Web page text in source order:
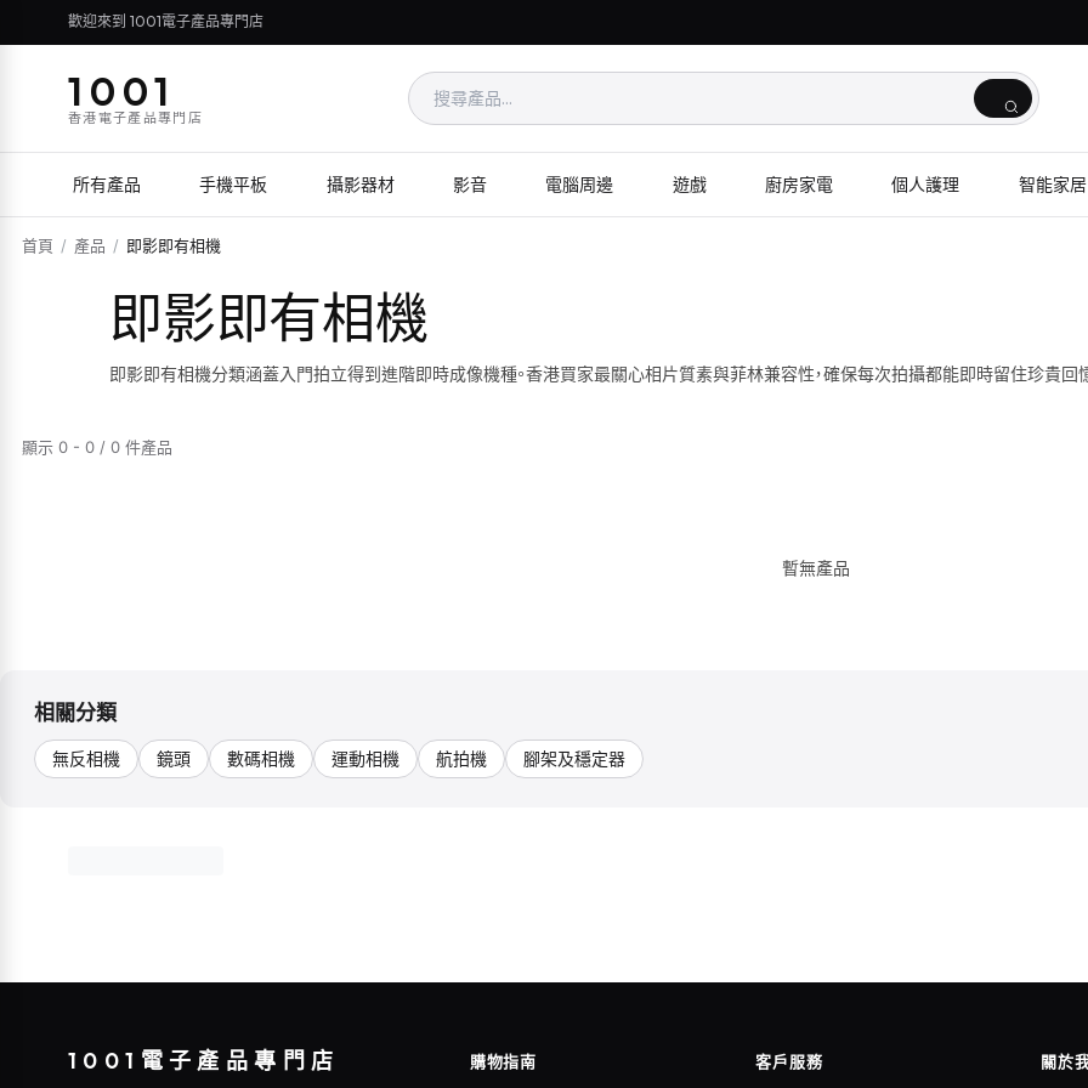
歡迎來到 1001電子產品專門店
1001
香港電子產品專門店
所有產品 手機平板 攝影器材 影音 電腦周邊 遊戲 廚房家電 個人護理 智能家居
首頁 / 產品 / 即影即有相機
即影即有相機
即影即有相機分類涵蓋入門拍立得到進階即時成像機種。香港買家最關心相片質素與菲林兼容性，確保每次拍攝都能即時留住珍貴回憶
顯示 0 - 0 / 0 件產品
暫無產品
相關分類
無反相機 鏡頭 數碼相機 運動相機 航拍機 腳架及穩定器
1001電子產品專門店 購物指南 客戶服務 關於